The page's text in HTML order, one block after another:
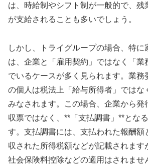
は、時給制やシフト制が一般的で、残
が支給されることも多いでしょう。
しかし、トライグループの場合、特
は、企業と「雇用契約」ではなく「業
でいるケースが多く見られます。業務
の個人は税法上「給与所得者」ではな
みなされます。この場合、企業から発
収票ではなく、**「支払調書」**とな
す。支払調書には、支払われた報酬額
収された所得税額などが記載されます
社会保険料控除などの適用はされませ